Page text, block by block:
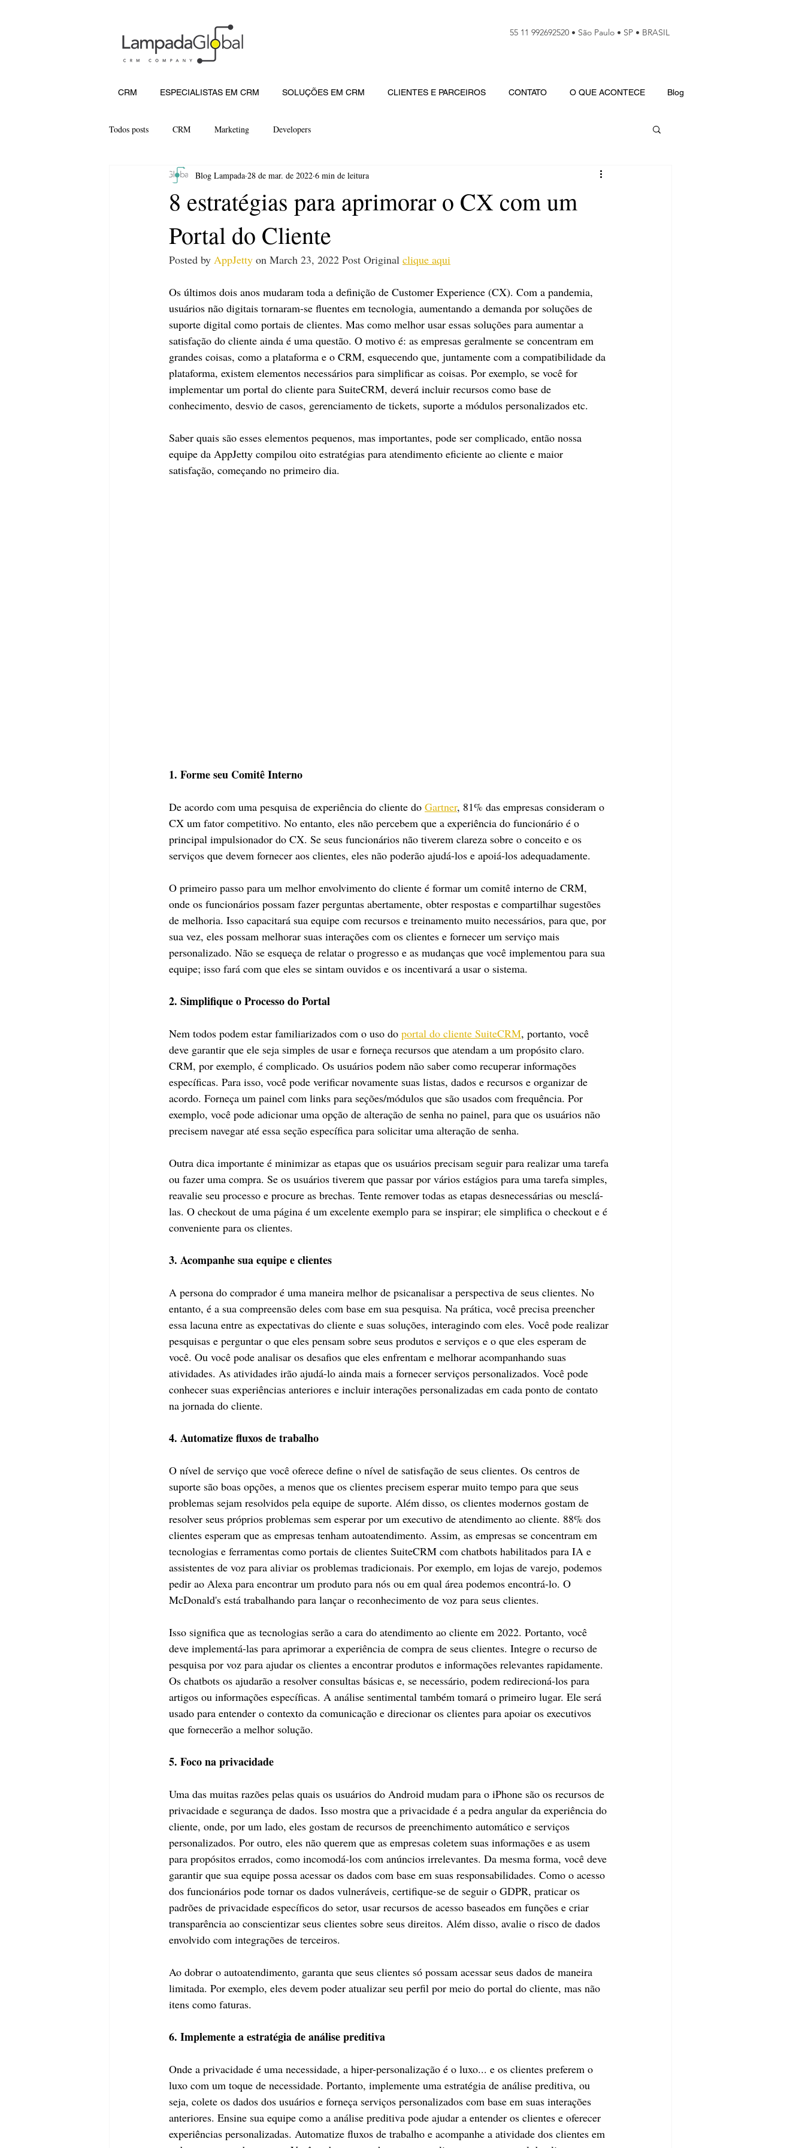
55 11 992692520 • São Paulo • SP • BRASIL
CRM ESPECIALISTAS EM CRM SOLUÇÕES EM CRM CLIENTES E PARCEIROS CONTATO O QUE ACONTECE Blog
Todos posts CRM Marketing Developers
8 estratégias para aprimorar o CX com um
Portal do Cliente
Blog Lampada 28 de mar. de 2022 6 min de leitura
Posted by AppJetty on March 23, 2022 Post Original clique aqui
Os últimos dois anos mudaram toda a definição de Customer Experience (CX). Com a pandemia,
usuários não digitais tornaram-se fluentes em tecnologia, aumentando a demanda por soluções de
suporte digital como portais de clientes. Mas como melhor usar essas soluções para aumentar a
satisfação do cliente ainda é uma questão. O motivo é: as empresas geralmente se concentram em
grandes coisas, como a plataforma e o CRM, esquecendo que, juntamente com a compatibilidade da
plataforma, existem elementos necessários para simplificar as coisas. Por exemplo, se você for
implementar um portal do cliente para SuiteCRM, deverá incluir recursos como base de
conhecimento, desvio de casos, gerenciamento de tickets, suporte a módulos personalizados etc.
Saber quais são esses elementos pequenos, mas importantes, pode ser complicado, então nossa
equipe da AppJetty compilou oito estratégias para atendimento eficiente ao cliente e maior
satisfação, começando no primeiro dia.
1. Forme seu Comitê Interno
De acordo com uma pesquisa de experiência do cliente do Gartner, 81% das empresas consideram o
CX um fator competitivo. No entanto, eles não percebem que a experiência do funcionário é o
principal impulsionador do CX. Se seus funcionários não tiverem clareza sobre o conceito e os
serviços que devem fornecer aos clientes, eles não poderão ajudá-los e apoiá-los adequadamente.
O primeiro passo para um melhor envolvimento do cliente é formar um comitê interno de CRM,
onde os funcionários possam fazer perguntas abertamente, obter respostas e compartilhar sugestões
de melhoria. Isso capacitará sua equipe com recursos e treinamento muito necessários, para que, por
sua vez, eles possam melhorar suas interações com os clientes e fornecer um serviço mais
personalizado. Não se esqueça de relatar o progresso e as mudanças que você implementou para sua
equipe; isso fará com que eles se sintam ouvidos e os incentivará a usar o sistema.
2. Simplifique o Processo do Portal
Nem todos podem estar familiarizados com o uso do portal do cliente SuiteCRM, portanto, você
deve garantir que ele seja simples de usar e forneça recursos que atendam a um propósito claro.
CRM, por exemplo, é complicado. Os usuários podem não saber como recuperar informações
específicas. Para isso, você pode verificar novamente suas listas, dados e recursos e organizar de
acordo. Forneça um painel com links para seções/módulos que são usados ​​com frequência. Por
exemplo, você pode adicionar uma opção de alteração de senha no painel, para que os usuários não
precisem navegar até essa seção específica para solicitar uma alteração de senha.
Outra dica importante é minimizar as etapas que os usuários precisam seguir para realizar uma tarefa
ou fazer uma compra. Se os usuários tiverem que passar por vários estágios para uma tarefa simples,
reavalie seu processo e procure as brechas. Tente remover todas as etapas desnecessárias ou mesclá-
las. O checkout de uma página é um excelente exemplo para se inspirar; ele simplifica o checkout e é
conveniente para os clientes.
3. Acompanhe sua equipe e clientes
A persona do comprador é uma maneira melhor de psicanalisar a perspectiva de seus clientes. No
entanto, é a sua compreensão deles com base em sua pesquisa. Na prática, você precisa preencher
essa lacuna entre as expectativas do cliente e suas soluções, interagindo com eles. Você pode realizar
pesquisas e perguntar o que eles pensam sobre seus produtos e serviços e o que eles esperam de
você. Ou você pode analisar os desafios que eles enfrentam e melhorar acompanhando suas
atividades. As atividades irão ajudá-lo ainda mais a fornecer serviços personalizados. Você pode
conhecer suas experiências anteriores e incluir interações personalizadas em cada ponto de contato
na jornada do cliente.
4. Automatize fluxos de trabalho
O nível de serviço que você oferece define o nível de satisfação de seus clientes. Os centros de
suporte são boas opções, a menos que os clientes precisem esperar muito tempo para que seus
problemas sejam resolvidos pela equipe de suporte. Além disso, os clientes modernos gostam de
resolver seus próprios problemas sem esperar por um executivo de atendimento ao cliente. 88% dos
clientes esperam que as empresas tenham autoatendimento. Assim, as empresas se concentram em
tecnologias e ferramentas como portais de clientes SuiteCRM com chatbots habilitados para IA e
assistentes de voz para aliviar os problemas tradicionais. Por exemplo, em lojas de varejo, podemos
pedir ao Alexa para encontrar um produto para nós ou em qual área podemos encontrá-lo. O
McDonald's está trabalhando para lançar o reconhecimento de voz para seus clientes.
Isso significa que as tecnologias serão a cara do atendimento ao cliente em 2022. Portanto, você
deve implementá-las para aprimorar a experiência de compra de seus clientes. Integre o recurso de
pesquisa por voz para ajudar os clientes a encontrar produtos e informações relevantes rapidamente.
Os chatbots os ajudarão a resolver consultas básicas e, se necessário, podem redirecioná-los para
artigos ou informações específicas. A análise sentimental também tomará o primeiro lugar. Ele será
usado para entender o contexto da comunicação e direcionar os clientes para apoiar os executivos
que fornecerão a melhor solução.
5. Foco na privacidade
Uma das muitas razões pelas quais os usuários do Android mudam para o iPhone são os recursos de
privacidade e segurança de dados. Isso mostra que a privacidade é a pedra angular da experiência do
cliente, onde, por um lado, eles gostam de recursos de preenchimento automático e serviços
personalizados. Por outro, eles não querem que as empresas coletem suas informações e as usem
para propósitos errados, como incomodá-los com anúncios irrelevantes. Da mesma forma, você deve
garantir que sua equipe possa acessar os dados com base em suas responsabilidades. Como o acesso
dos funcionários pode tornar os dados vulneráveis, certifique-se de seguir o GDPR, praticar os
padrões de privacidade específicos do setor, usar recursos de acesso baseados em funções e criar
transparência ao conscientizar seus clientes sobre seus direitos. Além disso, avalie o risco de dados
envolvido com integrações de terceiros.
Ao dobrar o autoatendimento, garanta que seus clientes só possam acessar seus dados de maneira
limitada. Por exemplo, eles devem poder atualizar seu perfil por meio do portal do cliente, mas não
itens como faturas.
6. Implemente a estratégia de análise preditiva
Onde a privacidade é uma necessidade, a hiper-personalização é o luxo... e os clientes preferem o
luxo com um toque de necessidade. Portanto, implemente uma estratégia de análise preditiva, ou
seja, colete os dados dos usuários e forneça serviços personalizados com base em suas interações
anteriores. Ensine sua equipe como a análise preditiva pode ajudar a entender os clientes e oferecer
experiências personalizadas. Automatize fluxos de trabalho e acompanhe a atividade dos clientes em